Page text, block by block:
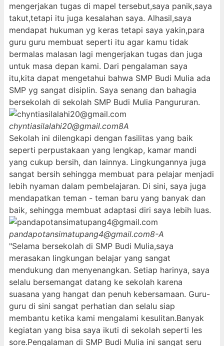
mengerjakan tugas di mapel tersebut,saya panik,saya
takut,tetapi itu juga kesalahan saya. Alhasil,saya
mendapat hukuman yg keras tetapi saya yakin,para
guru guru membuat seperti itu agar kamu tidak
bermalas malasan lagi mengerjakan tugas dan juga
untuk masa depan kami. Dari pengalaman saya
itu,kita dapat mengetahui bahwa SMP Budi Mulia ada
SMP yg sangat disiplin. Saya senang dan bahagia
bersekolah di sekolah SMP Budi Mulia Pangururan.
chyntiasilalahi20@gmail.com8A
Sekolah ini dilengkapi dengan fasilitas yang baik
seperti perpustakaan yang lengkap, kamar mandi
yang cukup bersih, dan lainnya. Lingkungannya juga
sangat bersih sehingga membuat para pelajar menjadi
lebih nyaman dalam pembelajaran. Di sini, saya juga
mendapatkan teman - teman baru yang banyak dan
baik, sehingga membuat adaptasi diri saya lebih luas.
pandapotansimatupang4@gmail.com8-A
"Selama bersekolah di SMP Budi Mulia,saya
merasakan lingkungan belajar yang sangat
mendukung dan menyenangkan. Setiap harinya, saya
selalu bersemangat datang ke sekolah karena
suasana yang hangat dan penuh kebersamaan. Guru-
guru di sini sangat perhatian dan selalu siap
membantu ketika kami mengalami kesulitan.Banyak
kegiatan yang bisa saya ikuti di sekolah seperti les
sore.Pengalaman di SMP Budi Mulia ini sangat seru